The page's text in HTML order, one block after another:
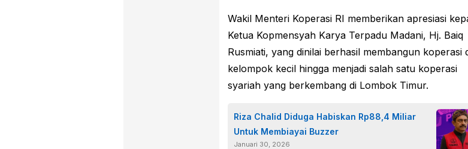
Wakil Menteri Koperasi RI memberikan apresiasi
Ketua Kopmensyah Karya Terpadu Madani, Hj. Baiq
Rusmiati, yang dinilai berhasil membangun koperasi
kelompok kecil hingga menjadi salah satu koperasi
syariah yang berkembang di Lombok Timur.
Riza Chalid Diduga Habiskan Rp88,4 Miliar
Untuk Membiayai Buzzer
Januari 30, 2026